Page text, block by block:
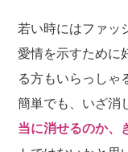
若い時にはファッ
愛情を示すために
る方もいらっしゃ
簡単でも、いざ
当に消せるのか、